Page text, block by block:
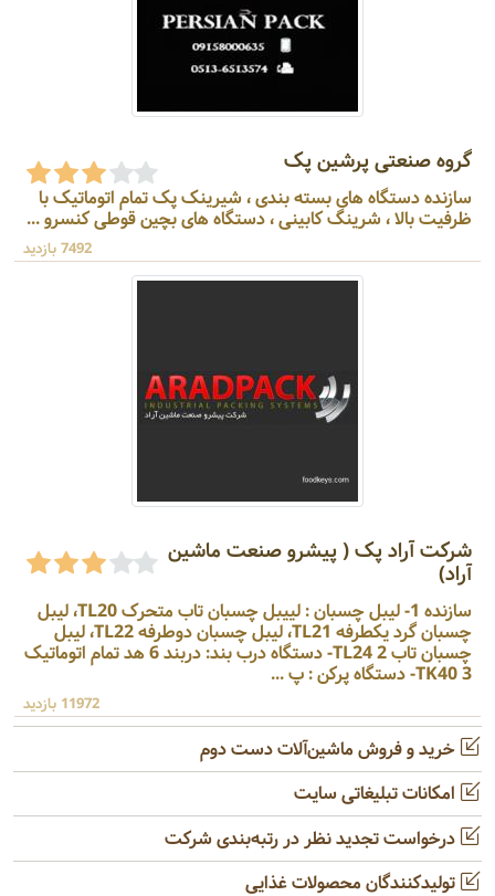
گروه صنعتی پرشین پک
سازنده دستگاه های بسته بندی ، شیرینک پک تمام اتوماتیک با
ظرفیت بالا ، شرینگ کابینی ، دستگاه های بچین قوطی کنسرو ...
7492 بازدید
شرکت آراد پک ( پیشرو صنعت ماشین
آراد)
سازنده 1- لیبل چسبان : لییبل چسبان تاب متحرک TL20، لیبل
چسبان گرد یکطرفه TL21، لیبل چسبان دوطرفه TL22، لیبل
چسبان تاب TL24 2- دستگاه درب بند: دربند 6 هد تمام اتوماتیک
TK40 3- دستگاه پرکن : پ ...
11972 بازدید
خرید و فروش ماشین‌آلات دست دوم
امکانات تبلیغاتی سایت
درخواست تجدید نظر در رتبه‌بندی شرکت
تولیدکنندگان محصولات غذایی